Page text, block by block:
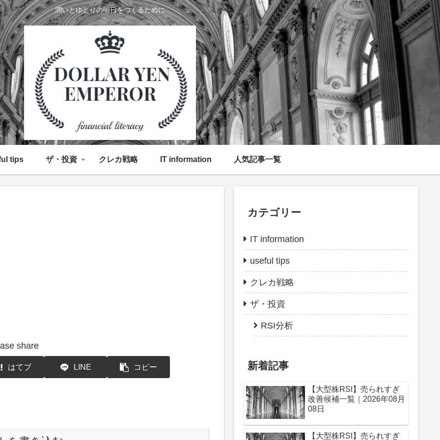
潤いとゆとりの明日をつくるために
tips ザ・投資 クレカ戦略 IT information 人気記事一覧
share
はてブ LINE コピー
カテゴリー
IT information
useful tips
クレカ戦略
ザ・投資
RSI分析
新着記事
【大型株RSI】売られすぎ
改善候補一覧｜2026年08月
08日
【大型株RSI】売られすぎ